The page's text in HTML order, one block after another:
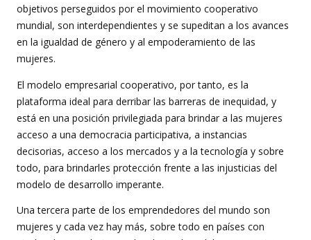
objetivos perseguidos por el movimiento cooperativo
mundial, son interdependientes y se supeditan a los avances
en la igualdad de género y al empoderamiento de las
mujeres.
El modelo empresarial cooperativo, por tanto, es la
plataforma ideal para derribar las barreras de inequidad, y
está en una posición privilegiada para brindar a las mujeres
acceso a una democracia participativa, a instancias
decisorias, acceso a los mercados y a la tecnología y sobre
todo, para brindarles protección frente a las injusticias del
modelo de desarrollo imperante.
Una tercera parte de los emprendedores del mundo son
mujeres y cada vez hay más, sobre todo en países con